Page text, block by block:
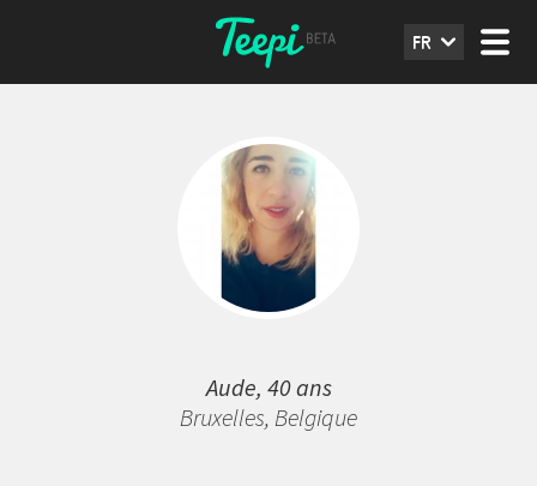
FR
Aude, 40 ans
Bruxelles, Belgique